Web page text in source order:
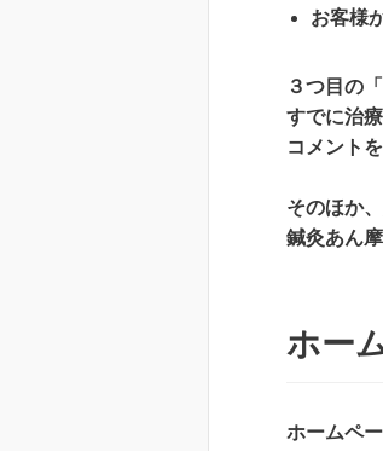
お客様
３つ目の
すでに治
コメント
そのほか
鍼灸あん
ホー
ホームペ